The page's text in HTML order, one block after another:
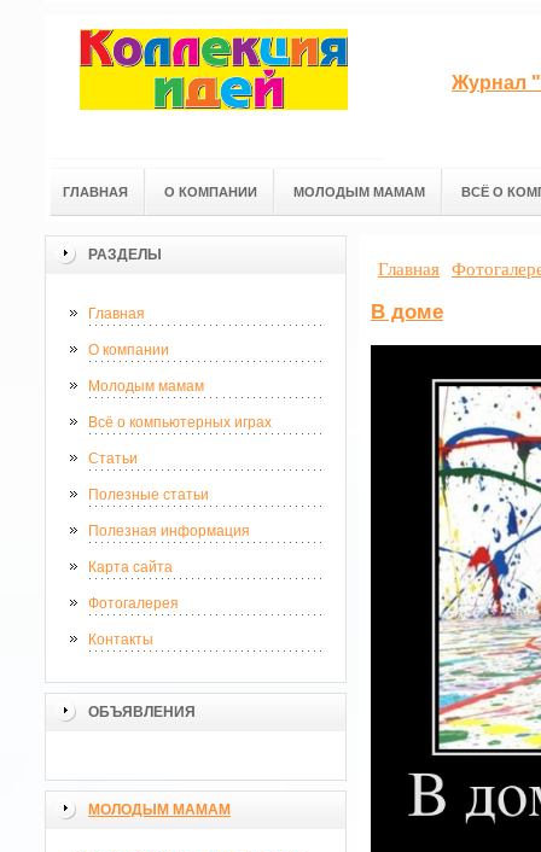
Журнал
ГЛАВНАЯ О КОМПАНИИ МОЛОДЫМ МАМАМ ВСЁ О
РАЗДЕЛЫ
Главная
О компании
Молодым мамам
Всё о компьютерных играх
Статьи
Полезные статьи
Полезная информация
Карта сайта
Фотогалерея
Контакты
ОБЪЯВЛЕНИЯ
МОЛОДЫМ МАМАМ
Главная
В доме